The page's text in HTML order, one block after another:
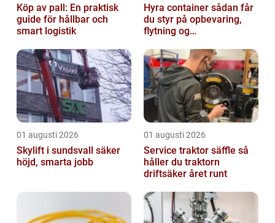
Köp av pall: En praktisk
guide för hållbar och
smart logistik
Hyra container sådan får
du styr på opbevaring,
flytning og
01 augusti 2026
Skylift i sundsvall säker
höjd, smarta jobb
01 augusti 2026
Service traktor säffle så
håller du traktorn
driftsäker året runt